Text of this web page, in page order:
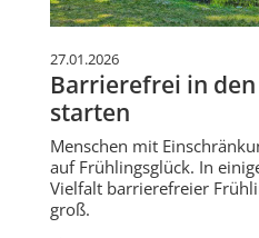
27.01.2026
Barrierefrei in
starten
Menschen mit
auf Frühlingsglück. In
Vielfalt barrierefreier
groß.